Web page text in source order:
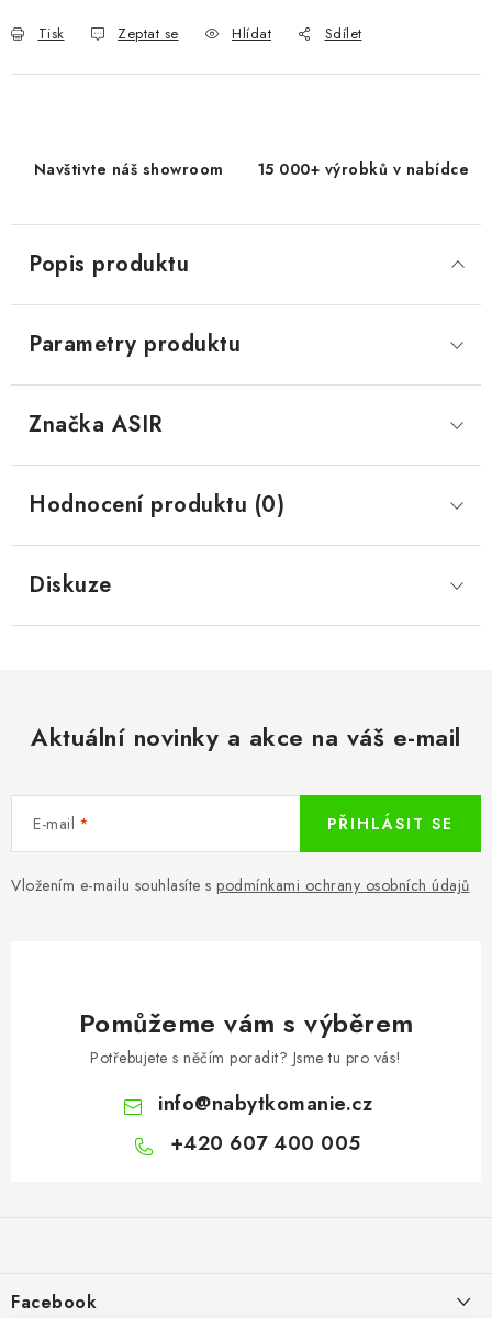
Tisk Zeptat se Hlídat Sdílet
Navštivte náš showroom 15 000+ výrobků v nabídce
Popis produktu
Parametry produktu
Značka ASIR
Hodnocení produktu (0)
Diskuze
Aktuální novinky a akce na váš e-mail
E-mail
Vložením e-mailu souhlasíte s podmínkami ochrany osobních údajů
PŘIHLÁSIT SE
Pomůžeme vám s výběrem
Potřebujete s něčím poradit? Jsme tu pro vás!
info@nabytkomanie.cz
+420 607 400 005
aFacebook